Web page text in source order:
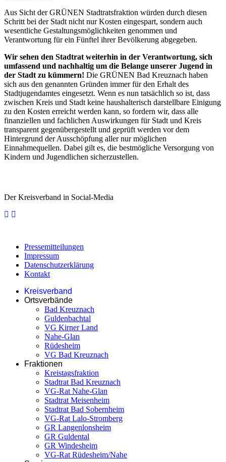
Aus Sicht der GRÜNEN Stadtratsfraktion würden durch diesen
Schritt bei der Stadt nicht nur Kosten eingespart, sondern auch
wesentliche Gestaltungsmöglichkeiten genommen und
Verantwortung für ein Fünftel ihrer Bevölkerung abgegeben.
Wir sehen den Stadtrat weiterhin in der Verantwortung, sich
umfassend und nachhaltig um die Belange unserer Jugend in
der Stadt zu kümmern! Die GRÜNEN Bad Kreuznach haben
sich aus den genannten Gründen immer für den Erhalt des
Stadtjugendamtes eingesetzt. Wenn es nun tatsächlich so ist, dass
zwischen Kreis und Stadt keine haushalterisch darstellbare Einigung
zu den Kosten erreicht werden kann, so fordern wir, dass alle
finanziellen und fachlichen Auswirkungen für Stadt und Kreis
transparent gegenübergestellt und geprüft werden vor dem
Hintergrund der Ausschöpfung aller nur möglichen
Einnahmequellen. Dabei gilt es, die bestmögliche Versorgung von
Kindern und Jugendlichen sicherzustellen.
Der Kreisverband in Social-Media
Pressemitteilungen
Impressum
Datenschutzerklärung
Kontakt
Kreisverband
Ortsverbände
Bad Kreuznach
Guldenbachtal
VG Kirner Land
Nahe-Glan
Rüdesheim
VG Bad Kreuznach
Fraktionen
Kreistagsfraktion
Stadtrat Bad Kreuznach
VG-Rat Nahe-Glan
Stadtrat Meisenheim
Stadtrat Bad Sobernheim
VG-Rat Lalo-Stromberg
GR Langenlonsheim
GR Guldental
GR Windesheim
VG-Rat Rüdesheim/Nahe